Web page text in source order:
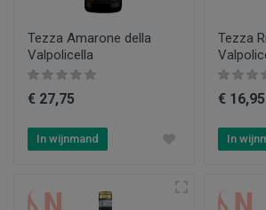
Tezza Amarone della
Valpolicella
€ 27,75
In wijnmand
Tezza
€ 16,95
In